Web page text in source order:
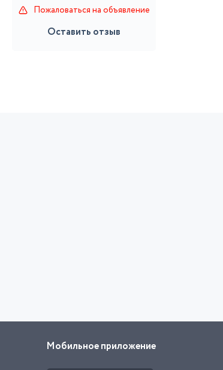
Пожаловаться на объявление
Оставить отзыв
Мобильное приложение